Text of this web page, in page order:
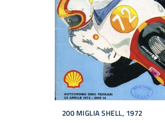
200 MIGLIA SHELL, 1972